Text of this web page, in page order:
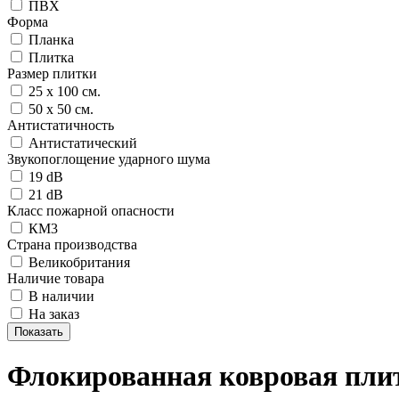
ПВХ
Форма
Планка
Плитка
Размер плитки
25 х 100 cм.
50 х 50 см.
Антистатичность
Антистатический
Звукопоглощение ударного шума
19 dB
21 dB
Класс пожарной опасности
КМ3
Страна производства
Великобритания
Наличие товара
В наличии
На заказ
Флокированная ковровая